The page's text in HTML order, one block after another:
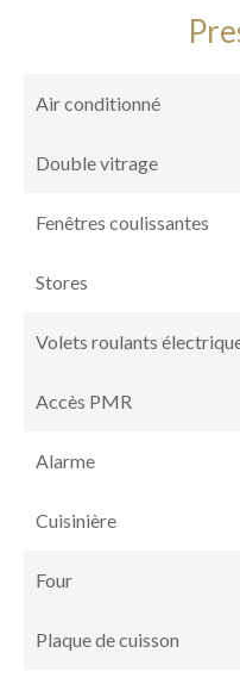
Air conditionné
Double vitrage
Fenêtres coulissantes
Stores
Volets roulants
Accès PMR
Alarme
Cuisinière
Four
Plaque de cuisson